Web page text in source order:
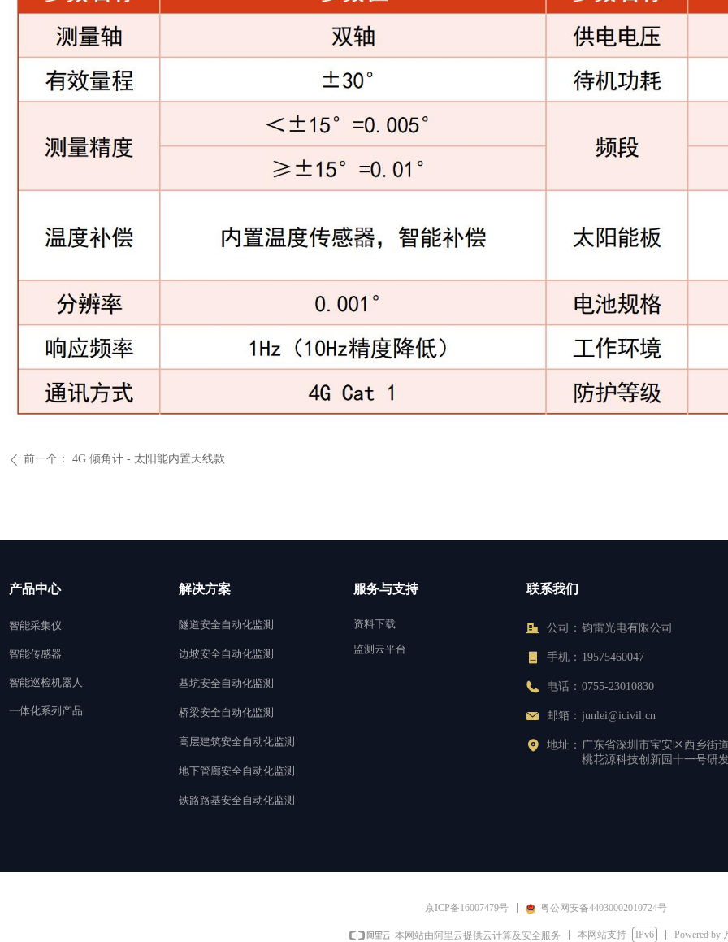
ꄴ 前一个： 4G 倾角计 - 太阳能内置天线款
产品中心
智能采集仪
智能传感器
智能巡检机器人
一体化系列产品
解决方案
隧道安全自动化监测
边坡安全自动化监测
基坑安全自动化监测
桥梁安全自动化监测
高层建筑安全自动化监测
地下管廊安全自动化监测
铁路路基安全自动化监测
服务与支持
资料下载
监测云平台
公司： 钧雷光电有限公司
手机： 19575460047
电话： 0755-23010830
邮箱： junlei@icivil.cn
地址： 广东省深圳市宝安区西乡街
桃花源科技创新园十一号研
联系我们
京ICP备16007479号 粤公网安备44030002010724号
本网站由阿里云提供云计算及安全服务 本网站支持 IPv6 Powered by